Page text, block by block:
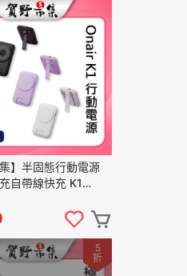
集】半固態行動電源
自帶線快充 K1
架式
5
折